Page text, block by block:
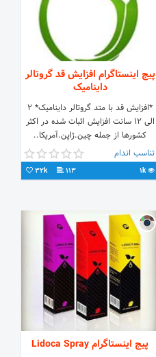
پیج اینستاگرام افزایش قد گروتالر
داینامیک
*افزایش قد با متد گروتالر داینامیک* ۲
الی ۱۲ سانت افزایش اثبات شده در اکثر
کشورها از جمله چین.ژاپن.آمریکا..
*تضمینی با ضمانت۲ماهه* ارتباط از
طریق آیدی تلگرامmr12239@ یا از
طریق سایت رسمی ما👇
تناسب اندام
1k
113
32k
پیج اینستاگرام Lidoca Spray